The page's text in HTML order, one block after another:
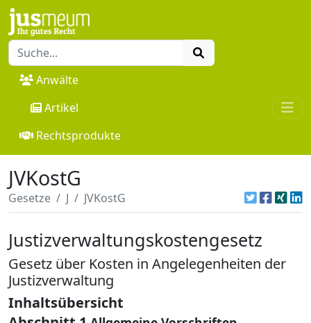
Anwälte
Artikel
Rechtsprodukte
JVKostG
Gesetze J JVKostG
Justizverwaltungskostengesetz
Gesetz über Kosten in Angelegenheiten der
Justizverwaltung
Inhaltsübersicht